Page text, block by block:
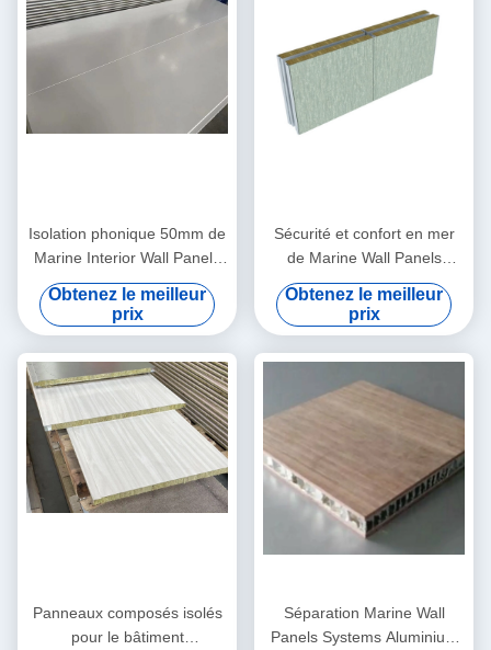
Isolation phonique 50mm de
Marine Interior Wall Panels
Pvc de séparation de bateau
Obtenez le meilleur
prix
Sécurité et confort en mer
de Marine Wall Panels
Cladding For à bord de 25
25 25mm
Obtenez le meilleur
prix
Panneaux composés isolés
pour le bâtiment
Séparation Marine Wall
Panels Systems Aluminium